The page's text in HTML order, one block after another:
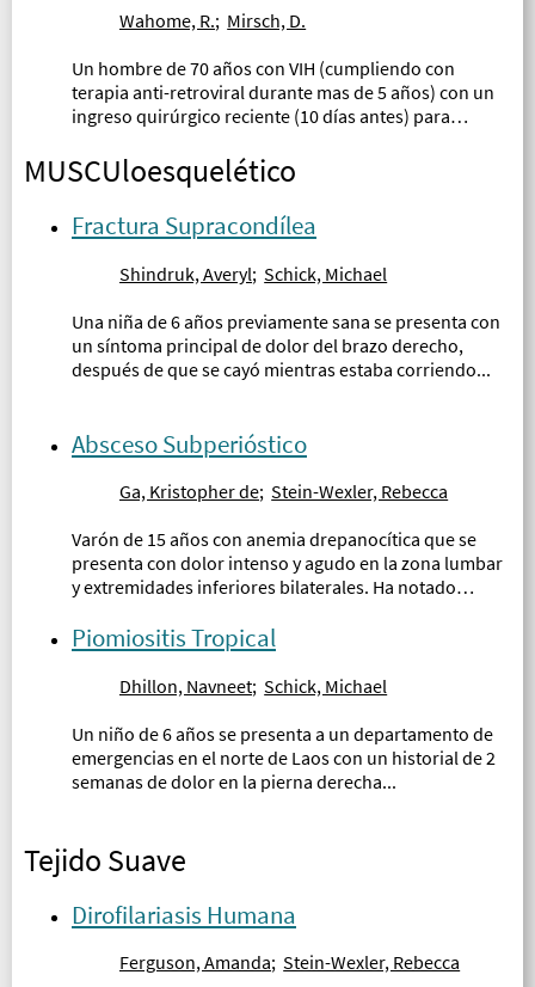
Wahome, R.; Mirsch, D.
Un hombre de 70 años con VIH (cumpliendo con
terapia anti-retroviral durante mas de 5 años) con un
ingreso quirúrgico reciente (10 días antes) para
departamento de emergencias con dolor escrotal por
1 semana y fiebre por 5 días...
MUSCUloesquelético
Fractura Supracondílea
Shindruk, Averyl; Schick, Michael
Una niña de 6 años previamente sana se presenta con
un síntoma principal de dolor del brazo derecho,
después de que se cayó mientras estaba corriendo...
Absceso Subperióstico
Ga, Kristopher de; Stein-Wexler, Rebecca
Varón de 15 años con anemia drepanocítica que se
presenta con dolor intenso y agudo en la zona lumbar
y extremidades inferiores bilaterales. Ha notado
días y ha experimentado fatiga y fiebre subjetiva
durante 1 semana...
Piomiositis Tropical
Dhillon, Navneet; Schick, Michael
Un niño de 6 años se presenta a un departamento de
emergencias en el norte de Laos con un historial de 2
semanas de dolor en la pierna derecha...
Tejido Suave
Dirofilariasis Humana
Ferguson, Amanda; Stein-Wexler, Rebecca